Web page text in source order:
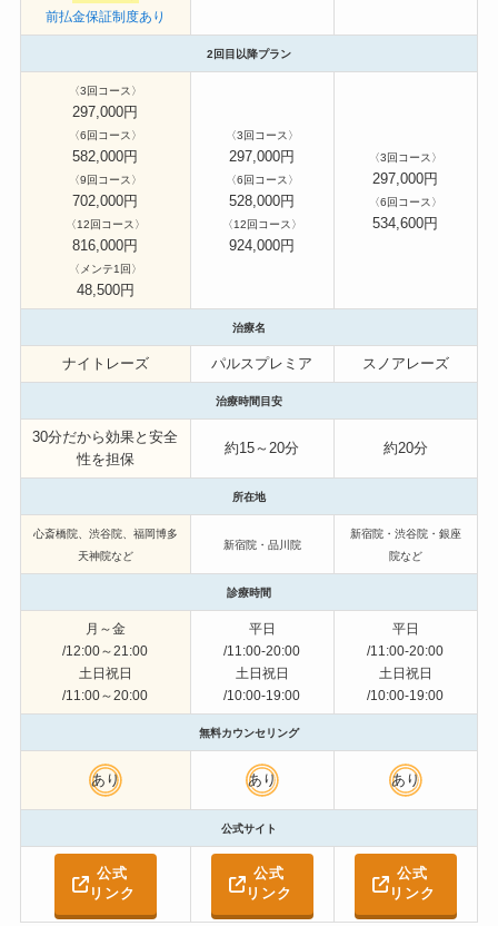
前払金保証制度あり
2回目以降プラン
〈3回コース〉
297,000円
〈6回コース〉
582,000円
〈9回コース〉
702,000円
〈12回コース〉
816,000円
〈メンテ1回〉
48,500円
〈3回コース〉
297,000円
〈6回コース〉
528,000円
〈12回コース〉
924,000円
〈3回コース〉
297,000円
〈6回コース〉
534,600円
治療名
ナイトレーズ パルスプレミア スノアレーズ
治療時間目安
30分だから効果と安全
性を担保
約15～20分 約20分
所在地
心斎橋院、渋谷院、福岡博多
天神院など
新宿院・品川院
新宿院・渋谷院・銀座
院など
診療時間
月～金
/12:00～21:00
土日祝日
/11:00～20:00
平日
/11:00-20:00
土日祝日
/10:00-19:00
平日
/11:00-20:00
土日祝日
/10:00-19:00
無料カウンセリング
あり あり あり
公式サイト
公式
リンク
公式
リンク
公式
リンク